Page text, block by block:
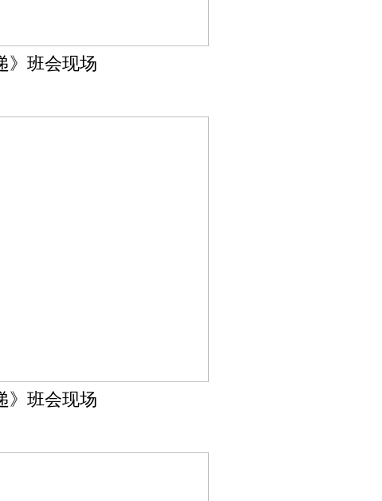
》班会现场
》班会现场